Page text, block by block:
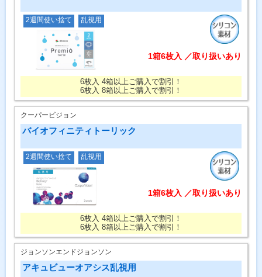
2週間使い捨て 乱視用
1箱6枚入 ／取り扱いあり
6枚入 4箱以上ご購入で割引！
6枚入 8箱以上ご購入で割引！
クーパービジョン
バイオフィニティトーリック
2週間使い捨て 乱視用
1箱6枚入 ／取り扱いあり
6枚入 4箱以上ご購入で割引！
6枚入 8箱以上ご購入で割引！
ジョンソンエンドジョンソン
アキュビューオアシス乱視用